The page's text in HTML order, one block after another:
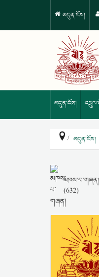
མདུན་ངོས།
མདུན་ངོས།
མདུན་ངོས།
མཁས་པ་གཞན།
(632)